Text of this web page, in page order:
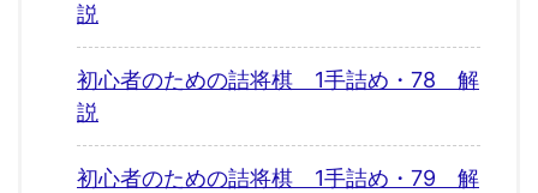
説
初心者のための詰将棋 1手詰め・78 解
説
初心者のための詰将棋 1手詰め・79 解